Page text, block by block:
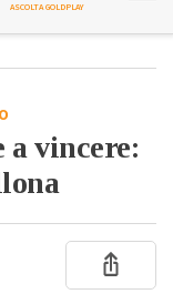
ASCOLTA GOLDPLAY
vincere: